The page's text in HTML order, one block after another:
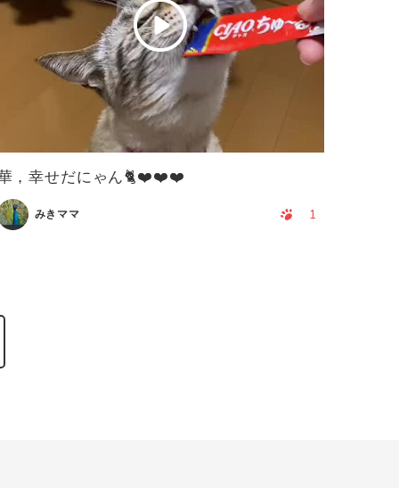
，幸せだにゃん🐈❤️❤️❤️
みきママ 1